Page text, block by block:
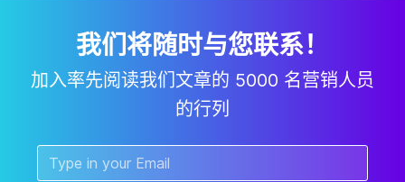
我们将随时与您联系！
加入率先阅读我们文章的 5000 名营销人员
的行列